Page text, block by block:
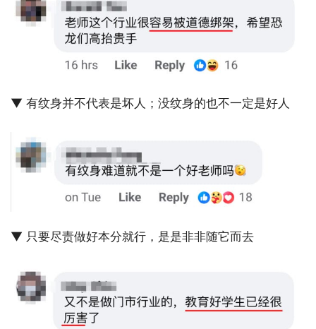
▼ 有纹身并不代表是坏人；没纹身的也不一定是好人
▼ 只要尽责做好本分就行，是是非非随它而去